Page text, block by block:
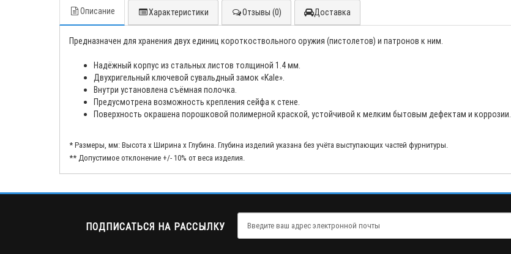
Описание Характеристики Отзывы (0) Доставка
Предназначен для хранения двух единиц короткоствольного оружия (пистолетов) и патронов к ним.
Надёжный корпус из стальных листов толщиной 1.4 мм.
Двухригельный ключевой сувальдный замок «Kale».
Внутри установлена съёмная полочка.
Предусмотрена возможность крепления сейфа к стене.
Поверхность окрашена порошковой полимерной краской, устойчивой к мелким бытовым дефектам и коррозии.
* Размеры, мм: Высота x Ширина x Глубина. Глубина изделий указана без учёта выступающих частей фурнитуры.
** Допустимое отклонение +/- 10% от веса изделия.
ПОДПИСАТЬСЯ НА РАССЫЛКУ